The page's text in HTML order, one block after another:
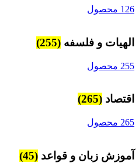
126 محصول
الهیات و فلسفه (255)
255 محصول
اقتصاد (265)
265 محصول
آموزش زبان و قواعد (45)